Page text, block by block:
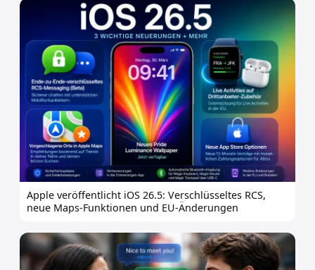
Apple veröffentlicht iOS 26.5: Verschlüsseltes RCS,
neue Maps-Funktionen und EU-Änderungen